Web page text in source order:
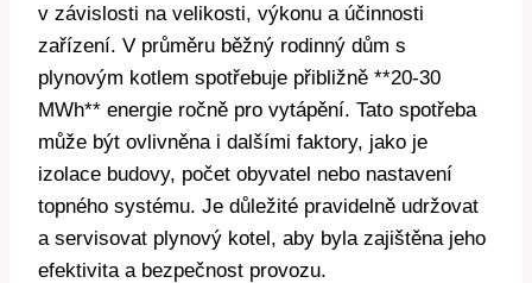
v závislosti na velikosti, výkonu a účinnosti
zařízení. V průměru běžný rodinný dům s
plynovým kotlem spotřebuje přibližně **20-30
MWh** energie ročně pro vytápění. Tato spotřeba
může být ovlivněna i dalšími faktory, jako je
izolace budovy, počet obyvatel nebo nastavení
topného systému. Je důležité pravidelně udržovat
a servisovat plynový kotel, aby byla zajištěna jeho
efektivita a bezpečnost provozu.